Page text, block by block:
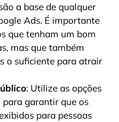
a base de qualquer
Ads. É importante
que tenham um bom
mas que também
o suficiente para atrair
: Utilize as opções
para garantir que os
para pessoas